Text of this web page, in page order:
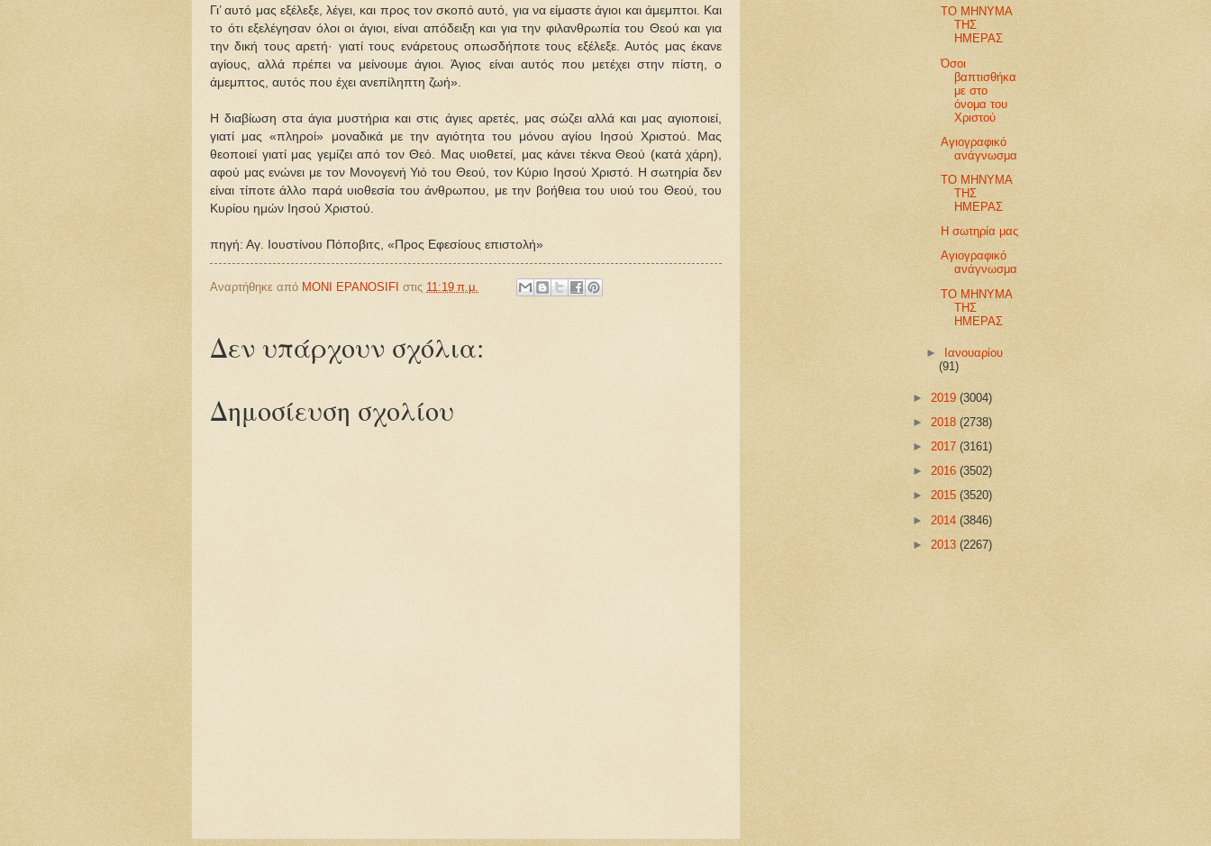
Γι’ αυτό μας εξέλεξε, λέγει, και προς τον σκοπό αυτό, για να είμαστε άγιοι και άμεμπτοι. Και
το ότι εξελέγησαν όλοι οι άγιοι, είναι απόδειξη και για την φιλανθρωπία του Θεού και για
την δική τους αρετή· γιατί τους ενάρετους οπωσδήποτε τους εξέλεξε. Αυτός μας έκανε
αγίους, αλλά πρέπει να μείνουμε άγιοι. Άγιος είναι αυτός που μετέχει στην πίστη, ο
άμεμπτος, αυτός που έχει ανεπίληπτη ζωή».
Η διαβίωση στα άγια μυστήρια και στις άγιες αρετές, μας σώζει αλλά και μας αγιοποιεί,
γιατί μας «πληροί» μοναδικά με την αγιότητα του μόνου αγίου Ιησού Χριστού. Μας
θεοποιεί γιατί μας γεμίζει από τον Θεό. Μας υιοθετεί, μας κάνει τέκνα Θεού (κατά χάρη),
αφού μας ενώνει με τον Μονογενή Υιό του Θεού, τον Κύριο Ιησού Χριστό. Η σωτηρία δεν
είναι τίποτε άλλο παρά υιοθεσία του άνθρωπου, με την βοήθεια του υιού του Θεού, του
Κυρίου ημών Ιησού Χριστού.
πηγή: Αγ. Ιουστίνου Πόποβιτς, «Προς Εφεσίους επιστολή»
Αναρτήθηκε από MONI EPANOSIFI στις 11:19 π.μ.
Δεν υπάρχουν σχόλια:
Δημοσίευση σχολίου
ΤΟ ΜΗΝΥΜΑ
ΤΗΣ
ΗΜΕΡΑΣ
Όσοι
βαπτισθήκα
με στο
όνομα του
Χριστού
Αγιογραφικό
ανάγνωσμα
ΤΟ ΜΗΝΥΜΑ
ΤΗΣ
ΗΜΕΡΑΣ
Η σωτηρία μας
Αγιογραφικό
ανάγνωσμα
ΤΟ ΜΗΝΥΜΑ
ΤΗΣ
ΗΜΕΡΑΣ
► Ιανουαρίου
(91)
► 2019 (3004)
► 2018 (2738)
► 2017 (3161)
► 2016 (3502)
► 2015 (3520)
► 2014 (3846)
► 2013 (2267)